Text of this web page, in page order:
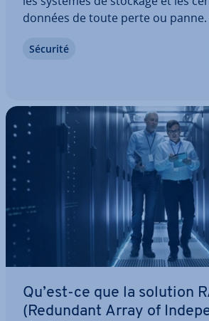
données de toute perte ou
pro­vi­sion­ne­ment et com­po­sants
Sécurité
Qu’est-ce que la solution
(Redundant Array of